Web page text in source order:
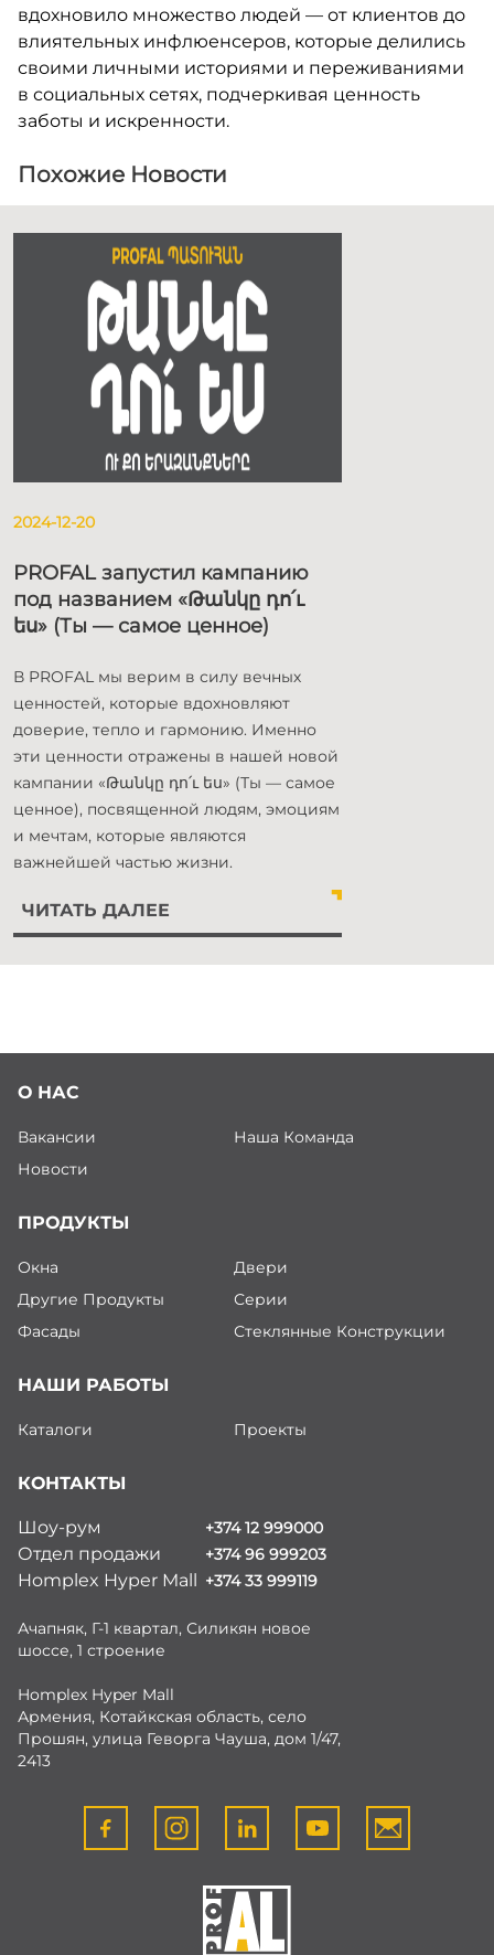
вдохновило множество людей — от клиентов до
влиятельных инфлюенсеров, которые делились
своими личными историями и переживаниями
в социальных сетях, подчеркивая ценность
заботы и искренности.
Похожие Новости
2024-12-20
PROFAL запустил кампанию
под названием «Թանկը դո՛ւ
ես» (Ты — самое ценное)
В PROFAL мы верим в силу вечных
ценностей, которые вдохновляют
доверие, тепло и гармонию. Именно
эти ценности отражены в нашей новой
кампании «Թանկը դո՛ւ ես» (Ты — самое
ценное), посвященной людям, эмоциям
и мечтам, которые являются
важнейшей частью жизни.
ЧИТАТЬ ДАЛЕЕ
О НАС
Вакансии
Наша Команда
Новости
ПРОДУКТЫ
Окна
Двери
Другие Продукты
Серии
Фасады
Стеклянные Конструкции
НАШИ РАБОТЫ
Каталоги Проекты
КОНТАКТЫ
Шоу-рум +374 12 999000
Отдел продажи +374 96 999203
Homplex Hyper Mall +374 33 999119
Ачапняк, Г-1 квартал, Силикян новое
шоссе, 1 строение
Homplex Hyper Mall
Армения, Котайкская область, село
Прошян, улица Геворга Чауша, дом 1/47,
2413